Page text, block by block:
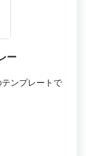
ー
ンプレートで